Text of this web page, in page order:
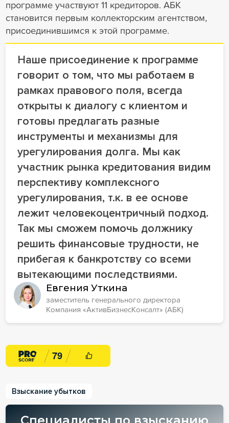
программе участвуют 11 кредиторов. АБК
становится первым коллекторским агентством,
присоединившимся к этой программе.
Наше присоединение к программе
говорит о том, что мы работаем в
рамках правового поля, всегда
открыты к диалогу с клиентом и
готовы предлагать разные
инструменты и механизмы для
урегулирования долга. Мы как
участник рынка кредитования видим
перспективу комплексного
урегулирования, т.к. в ее основе
лежит человекоцентричный подход.
Так мы сможем помочь должнику
решить финансовые трудности, не
прибегая к банкротству со всеми
вытекающими последствиями.
Евгения Уткина
заместитель генерального директора
Компания «АктивБизнесКонсалт» (АБК)
79
Взыскание убытков